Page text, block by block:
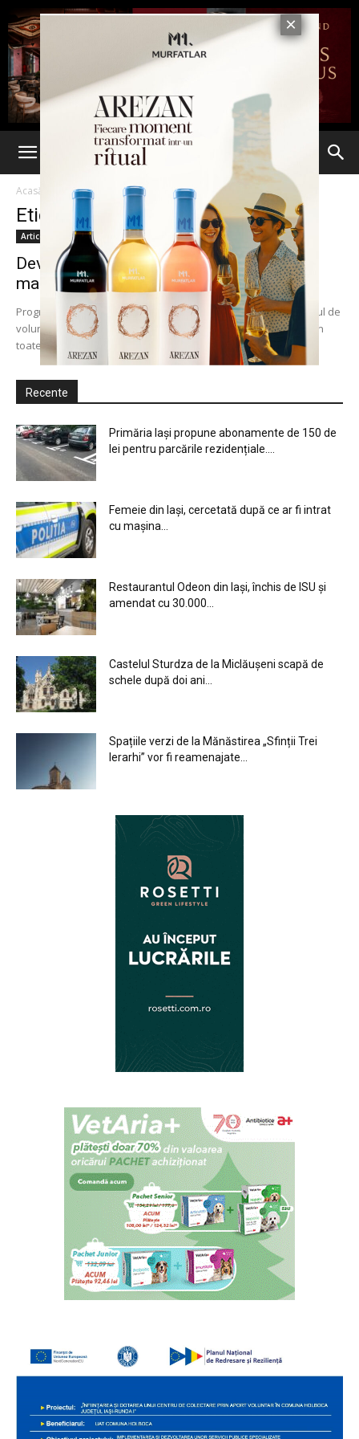
Acasă Etichete Ajungem Mari
Etichetă: Ajungem Mari
Articole
Devino voluntar și oferă șansa unui viitor
mai bun copiilor din...
Programul educațional Ajungem MARI dă startul unui nou modul de
voluntariat în țară și face apel la oameni de toate vârstele și din
toate...
Recente
Primăria Iași propune abonamente de 150 de
lei pentru parcările rezidențiale....
Femeie din Iași, cercetată după ce ar fi intrat
cu mașina...
Restaurantul Odeon din Iași, închis de ISU și
amendat cu 30.000...
Castelul Sturdza de la Miclăușeni scapă de
schele după doi ani...
Spațiile verzi de la Mănăstirea „Sfinții Trei
Ierarhi” vor fi reamenajate...